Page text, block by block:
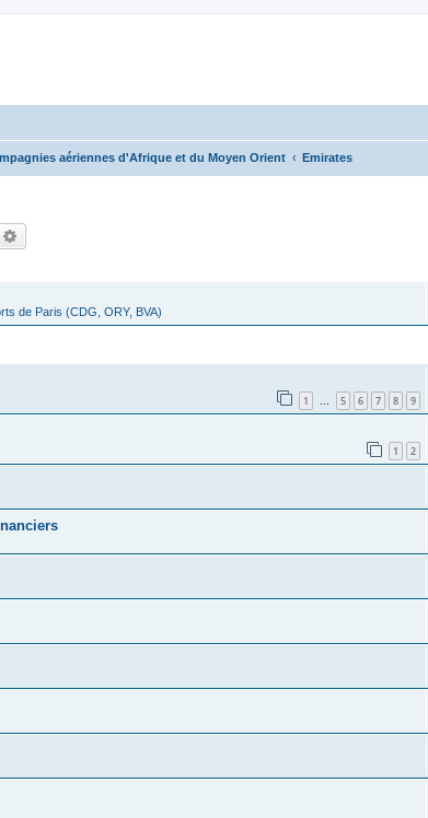
aériennes d'Afrique et du Moyen Orient Emirates
de Paris (CDG, ORY, BVA)
1 … 5 6 7 8 9
1 2